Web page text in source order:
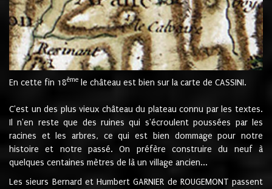
En cette fin 18ème le château est bien sur la carte de CASSINI.
C'est un des plus vieux château du plateau connu par les textes.
Il n'en reste que des ruines qui s'écroulent poussées par les
racines et les arbres, ce qui est bien dommage pour notre
histoire et notre passé. On préfère construire du neuf à
quelques centaines mètres de là un village ancien...
Les sieurs Bernard et Humbert GARNIER de ROUGEMONT passent